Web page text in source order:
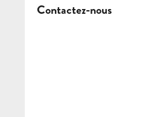
Contactez-nous